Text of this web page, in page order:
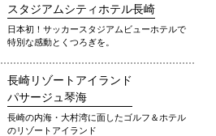
スタジアムシティホテル長崎
日本初！サッカースタジアムビューホテルで
特別な感動とくつろぎを。
長崎リゾートアイランド
パサージュ琴海
長崎の内海・大村湾に面したゴルフ＆ホテル
のリゾートアイランド